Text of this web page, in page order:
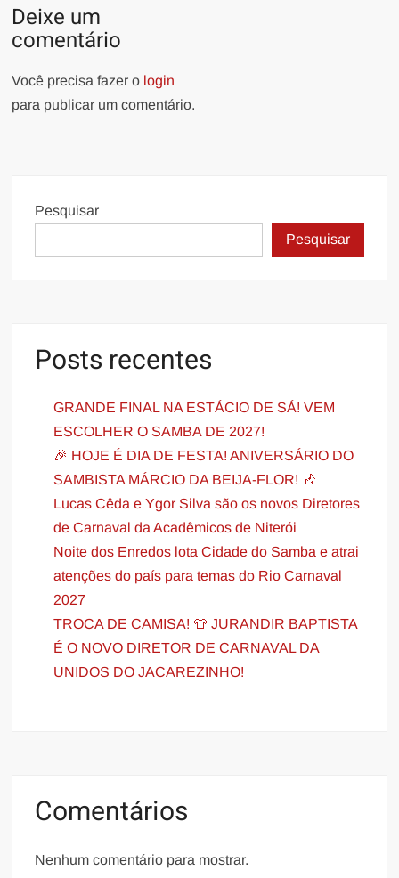
Deixe um
comentário
Você precisa fazer o login
para publicar um comentário.
Pesquisar
Pesquisar
Posts recentes
GRANDE FINAL NA ESTÁCIO DE SÁ! VEM
ESCOLHER O SAMBA DE 2027!
🎉 HOJE É DIA DE FESTA! ANIVERSÁRIO DO
SAMBISTA MÁRCIO DA BEIJA-FLOR! 🎶
Lucas Cêda e Ygor Silva são os novos Diretores
de Carnaval da Acadêmicos de Niterói
Noite dos Enredos lota Cidade do Samba e atrai
atenções do país para temas do Rio Carnaval
2027
TROCA DE CAMISA! 👕 JURANDIR BAPTISTA
É O NOVO DIRETOR DE CARNAVAL DA
UNIDOS DO JACAREZINHO!
Comentários
Nenhum comentário para mostrar.